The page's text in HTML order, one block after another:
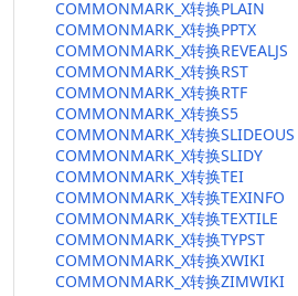
COMMONMARK_X转换PLAIN
COMMONMARK_X转换PPTX
COMMONMARK_X转换REVEALJS
COMMONMARK_X转换RST
COMMONMARK_X转换RTF
COMMONMARK_X转换S5
COMMONMARK_X转换SLIDEOUS
COMMONMARK_X转换SLIDY
COMMONMARK_X转换TEI
COMMONMARK_X转换TEXINFO
COMMONMARK_X转换TEXTILE
COMMONMARK_X转换TYPST
COMMONMARK_X转换XWIKI
COMMONMARK_X转换ZIMWIKI